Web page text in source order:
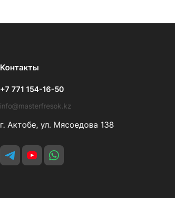
Контакты
+7 771 154-16-50
info@masterfresok.kz
г. Актобе, ул. Мясоедова 138